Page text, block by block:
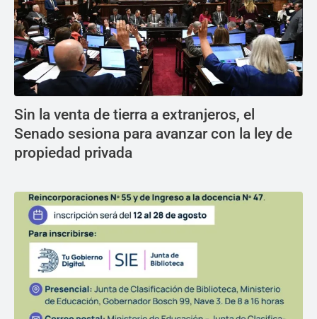
Sin la venta de tierra a extranjeros, el
Senado sesiona para avanzar con la ley de
propiedad privada